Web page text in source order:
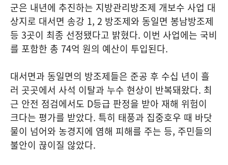
군은 내년에 추진하는 지방관리방조제 개보수 사업 대
상지로 대서면 송강 1, 2 방조제와 동일면 봉남방조제
등 3곳이 최종 선정됐다고 밝혔다. 이번 사업에는 국비
를 포함한 총 74억 원의 예산이 투입된다.
대서면과 동일면의 방조제들은 준공 후 수십 년이 흘
러 곳곳에서 사석 이탈과 누수 현상이 반복돼왔다. 최
근 안전 점검에서도 D등급 판정을 받아 재해 위험이
크다는 평가를 받았다. 특히 태풍과 집중호우 때 바닷
물이 넘어와 농경지에 염해 피해를 주는 등, 주민들의
불안이 끊이질 않았다.